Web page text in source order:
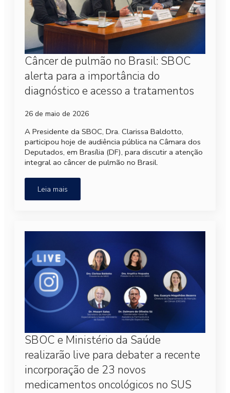
Câncer de pulmão no Brasil: SBOC
alerta para a importância do
diagnóstico e acesso a tratamentos
26 de maio de 2026
A Presidente da SBOC, Dra. Clarissa Baldotto,
participou hoje de audiência pública na Câmara dos
Deputados, em Brasília (DF), para discutir a atenção
integral ao câncer de pulmão no Brasil.
Leia mais
SBOC e Ministério da Saúde
realizarão live para debater a recente
incorporação de 23 novos
medicamentos oncológicos no SUS